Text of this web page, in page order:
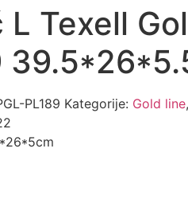
L Texell
PL189 Kategorije: Gold line,